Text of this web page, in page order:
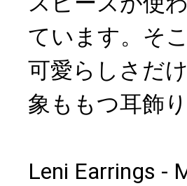
ています。そ
可愛らしさだ
象ももつ耳飾り
Leni Earrings -